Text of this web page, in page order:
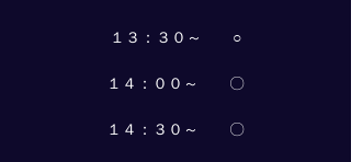
１３：３０～　　○
１４：００～　　〇
１４：３０～　　〇